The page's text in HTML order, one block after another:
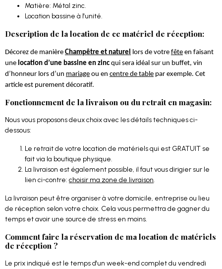
Matière: Métal zinc.
Location bassine à l'unité.
Description de la location de ce matériel de réception:
Décorez de manière Champêtre et naturel lors de votre fête en faisant
une location d’une bassine en zinc qui sera idéal sur un buffet, vin
d’honneur lors d’un mariage ou en centre de table par exemple. Cet
article est purement décoratif.
Fonctionnement de la livraison ou du retrait en magasin:
Nous vous proposons deux choix avec les détails techniques ci-
dessous:
Le retrait de votre location de matériels qui est GRATUIT se
fait via la boutique physique.
La livraison est également possible, il faut vous dirigier sur le
lien ci-contre: choisir ma zone de livraison.
La livraison peut être organiser à votre domicile, entreprise ou lieu
de réception selon votre choix. Cela vous permettra de gagner du
temps et avoir une source de stress en moins.
Comment faire la réservation de ma location de matériels
de réception ?
Le prix indiqué est le temps d'un week-end complet du vendredi